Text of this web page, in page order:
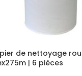
de nettoyage
| 6 pièces